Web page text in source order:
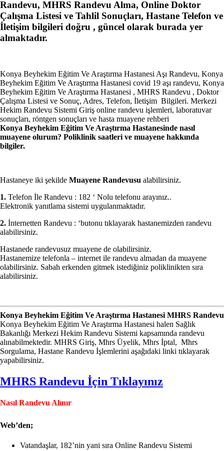
Randevu, MHRS Randevu Alma, Online Doktor
Çalışma Listesi ve Tahlil Sonuçları, Hastane Telefon ve
İletişim bilgileri doğru , güncel olarak burada yer
almaktadır.
Konya Beyhekim Eğitim Ve Araştırma Hastanesi Aşı Randevu, Konya
Beyhekim Eğitim Ve Araştırma Hastanesi covid 19 aşı randevu, Konya
Beyhekim Eğitim Ve Araştırma Hastanesi , MHRS Randevu , Doktor
Çalışma Listesi ve Sonuç, Adres, Telefon, İletişim Bilgileri. Merkezi
Hekim Randevu Sistemi Giriş online randevu işlemleri, laboratuvar
sonuçları, röntgen sonuçları ve hasta muayene rehberi
Konya Beyhekim Eğitim Ve Araştırma Hastanesinde nasıl
muayene olurum? Poliklinik saatleri ve muayene hakkında
bilgiler.
Hastaneye iki şekilde Muayene Randevusu alabilirsiniz.
1. Telefon İle Randevu : 182 ‘ Nolu telefonu arayınız..
Elektronik yanıtlama sistemi uygulanmaktadır.
2. İnternetten Randevu : ‘butonu tıklayarak hastanemizden randevu
alabilirsiniz.
Hastanede randevusuz muayene de olabilirsiniz.
Hastanemize telefonla – internet ile randevu almadan da muayene
olabilirsiniz. Sabah erkenden gitmek istediğiniz poliklinikten sıra
alabilirsiniz.
Konya Beyhekim Eğitim Ve Araştırma Hastanesi MHRS Randevu
Konya Beyhekim Eğitim Ve Araştırma Hastanesi halen Sağlık
Bakanlığı Merkezi Hekim Randevu Sistemi kapsamında randevu
alınabilmektedir. MHRS Giriş, Mhrs Üyelik, Mhrs İptal, Mhrs
Sorgulama, Hastane Randevu İşlemlerini aşağıdaki linki tıklayarak
yapabilirsiniz.
MHRS Randevu İçin Tıklayınız
Nasıl Randevu Alınır
Web’den;
Vatandaşlar, 182’nin yani sıra Online Randevu Sistemi